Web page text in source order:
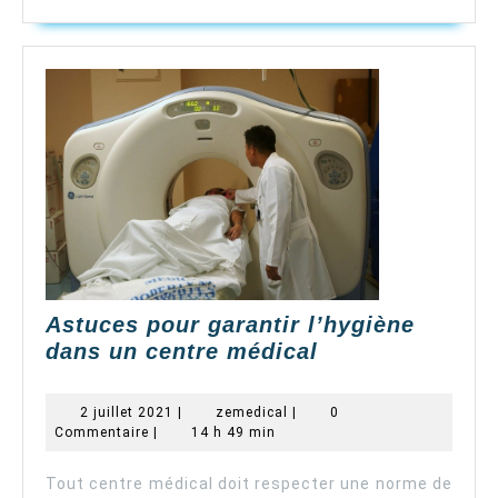
Astuces pour garantir l’hygiène
dans un centre médical
garantir
un
2 juillet 2021 2
juillet
zemedical zemedical
0
Commentaire
14 h 49 min
Tout centre médical doit respecter une norme de